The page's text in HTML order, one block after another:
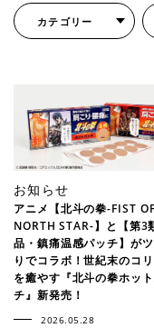
カテゴリー
お知らせ
アニメ【北斗の拳-FIST OF
NORTH STAR-】と【第3
品・鎮痛温感パッチ】が
りでコラボ！世紀末のコ
を癒やす『北斗の拳ホッ
チ』新発売！
2026.05.28